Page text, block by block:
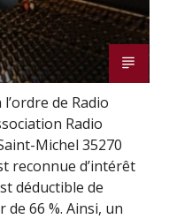
de Radio
Radio
Michel 35270
reconnue d’intérêt
déductible de
66 %. Ainsi, un